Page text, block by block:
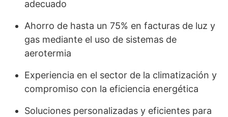
adecuado
Ahorro de hasta un 75% en facturas de luz y
gas mediante el uso de sistemas de
aerotermia
Experiencia en el sector de la climatización y
compromiso con la eficiencia energética
Soluciones personalizadas y eficientes para